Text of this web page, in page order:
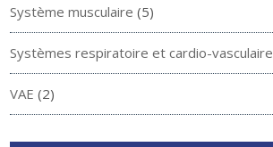
Système musculaire (5)
Systèmes respiratoire et cardio-vasculaire
VAE (2)